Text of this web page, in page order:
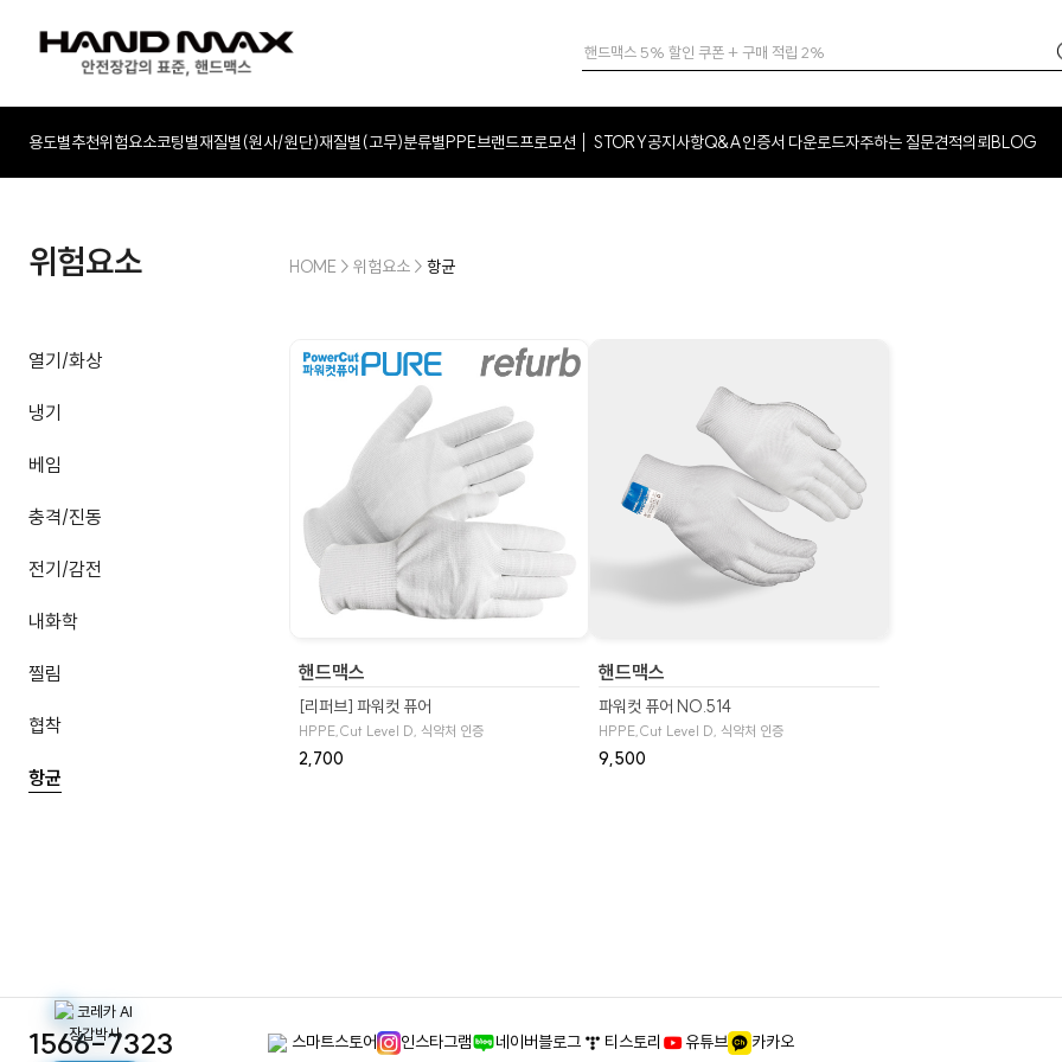
용도별추천위험요소코팅별재질별(원사/원단)재질별(고무)분류별PPE브랜드프로모션 STORY공지사항Q&A인증서 다운로드자주하는 질문견적의뢰BLOG
위험요소
열기/화상
냉기
베임
충격/진동
전기/감전
내화학
찔림
협착
항균
HOME >위험요소 >항균
핸드맥스
[리퍼브] 파워컷 퓨어
HPPE,Cut Level D, 식약처 인증
2,700
핸드맥스
파워컷 퓨어 NO.514
HPPE,Cut Level D, 식약처 인증
9,500
1566-7323 스마트스토어 인스타그램 네이버블로그 티스토리 유튜브 카카오